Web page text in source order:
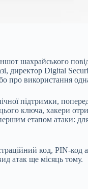
шахрайського
директор Digital
про використання
підтримки,
ключа, хакери
етапом атаки:
код, PIN-
атак ще місяць тому.